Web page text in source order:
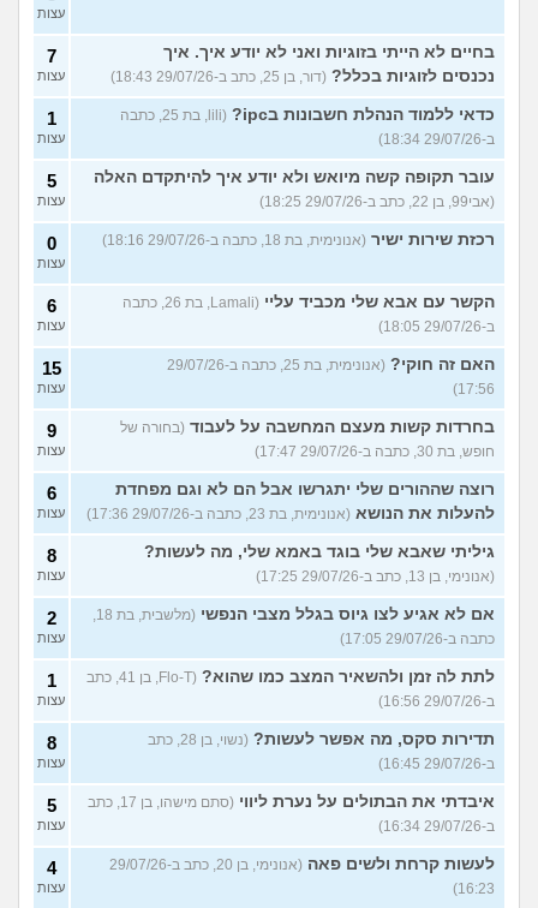
עצות
בחיים לא הייתי בזוגיות ואני לא יודע איך. איך
נכנסים לזוגיות בכלל? (דור, בן 25, כתב ב-29/07/26 18:43)
7
עצות
כדאי ללמוד הנהלת חשבונות בipc?
(lili, בת 25, כתבה
ב-29/07/26 18:34)
1
עצות
עובר תקופה קשה מיואש ולא יודע איך להיתקדם האלה
(אבי99, בן 22, כתב ב-29/07/26 18:25)
5
עצות
רכזת שירות ישיר (אנונימית, בת 18, כתבה ב-29/07/26 18:16) 0
עצות
הקשר עם אבא שלי מכביד עליי
(Lamali, בת 26, כתבה
ב-29/07/26 18:05)
6
עצות
האם זה חוקי?
(אנונימית, בת 25, כתבה ב-29/07/26
17:56)
15
עצות
בחרדות קשות מעצם המחשבה על לעבוד (בחורה של
חופש, בת 30, כתבה ב-29/07/26 17:47)
9
עצות
רוצה שההורים שלי יתגרשו אבל הם לא וגם מפחדת
להעלות את הנושא (אנונימית, בת 23, כתבה ב-29/07/26 17:36)
6
עצות
גיליתי שאבא שלי בוגד באמא שלי, מה לעשות?
(אנונימי, בן 13, כתב ב-29/07/26 17:25)
8
עצות
אם לא אגיע לצו גיוס בגלל מצבי הנפשי
(מלשבית, בת 18,
כתבה ב-29/07/26 17:05)
2
עצות
לתת לה זמן ולהשאיר המצב כמו שהוא?
(Flo-T, בן 41, כתב
ב-29/07/26 16:56)
1
עצות
תדירות סקס, מה אפשר לעשות?
(נשוי, בן 28, כתב
ב-29/07/26 16:45)
8
עצות
איבדתי את הבתולים על נערת ליווי
(סתם מישהו, בן 17, כתב
ב-29/07/26 16:34)
5
עצות
לעשות קרחת ולשים פאה
(אנונימי, בן 20, כתב ב-29/07/26
16:23)
4
עצות